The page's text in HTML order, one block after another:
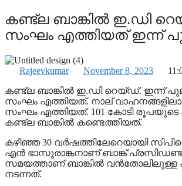
കണ്ട്ല ബാങ്കിൽ ഇ.ഡി
സംഘം എത്തിയത് ഇന്ന്
Rajeevkumar November 8, 2023
കണ്ട്ല ബാങ്കിൽ ഇ.ഡി റെയ്ഡ്. ഇന്ന്
സംഘം എത്തിയത്. നാല്
സംഘം എത്തിയത്. 101 കോടി രൂപയുടെ
കണ്ട്ല ബാങ്കിൽ കണ്ടെത്തിയത്.
കഴിഞ്ഞ 30 വർഷത്തിലേറെയായി
എൻ ഭാസുരാങ്കനാണ് ബാങ്ക്
സമയത്താണ് ബാങ്കിൽ വൻതോലിലുള്ള
നടന്നത്.